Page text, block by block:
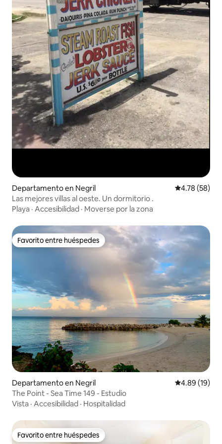
Departamento en Negril Calificación
4.78 (58)
Las mejores villas al oeste. Un dormitorio .
Playa · Accesibilidad · Moverse por la zona
Favorito entre huéspedes
Favorito entre huéspedes
Departamento en Negril Calificación
4.89 (19)
The Point - Sea Time 149 - Estudio
Vista · Accesibilidad · Hospitalidad
Favorito entre huéspedes
Favorito entre huéspedes